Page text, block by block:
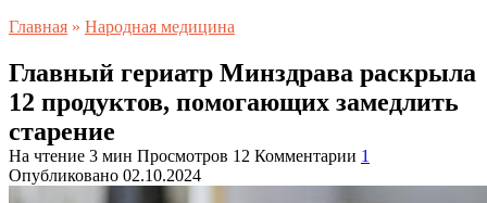
Главная » Народная медицина
Главный гериатр Минздрава раскрыла
12 продуктов, помогающих замедлить
старение
На чтение 3 мин Просмотров 12 Комментарии 1
Опубликовано 02.10.2024